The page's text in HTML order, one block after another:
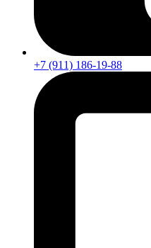
+7 (911) 186-19-88